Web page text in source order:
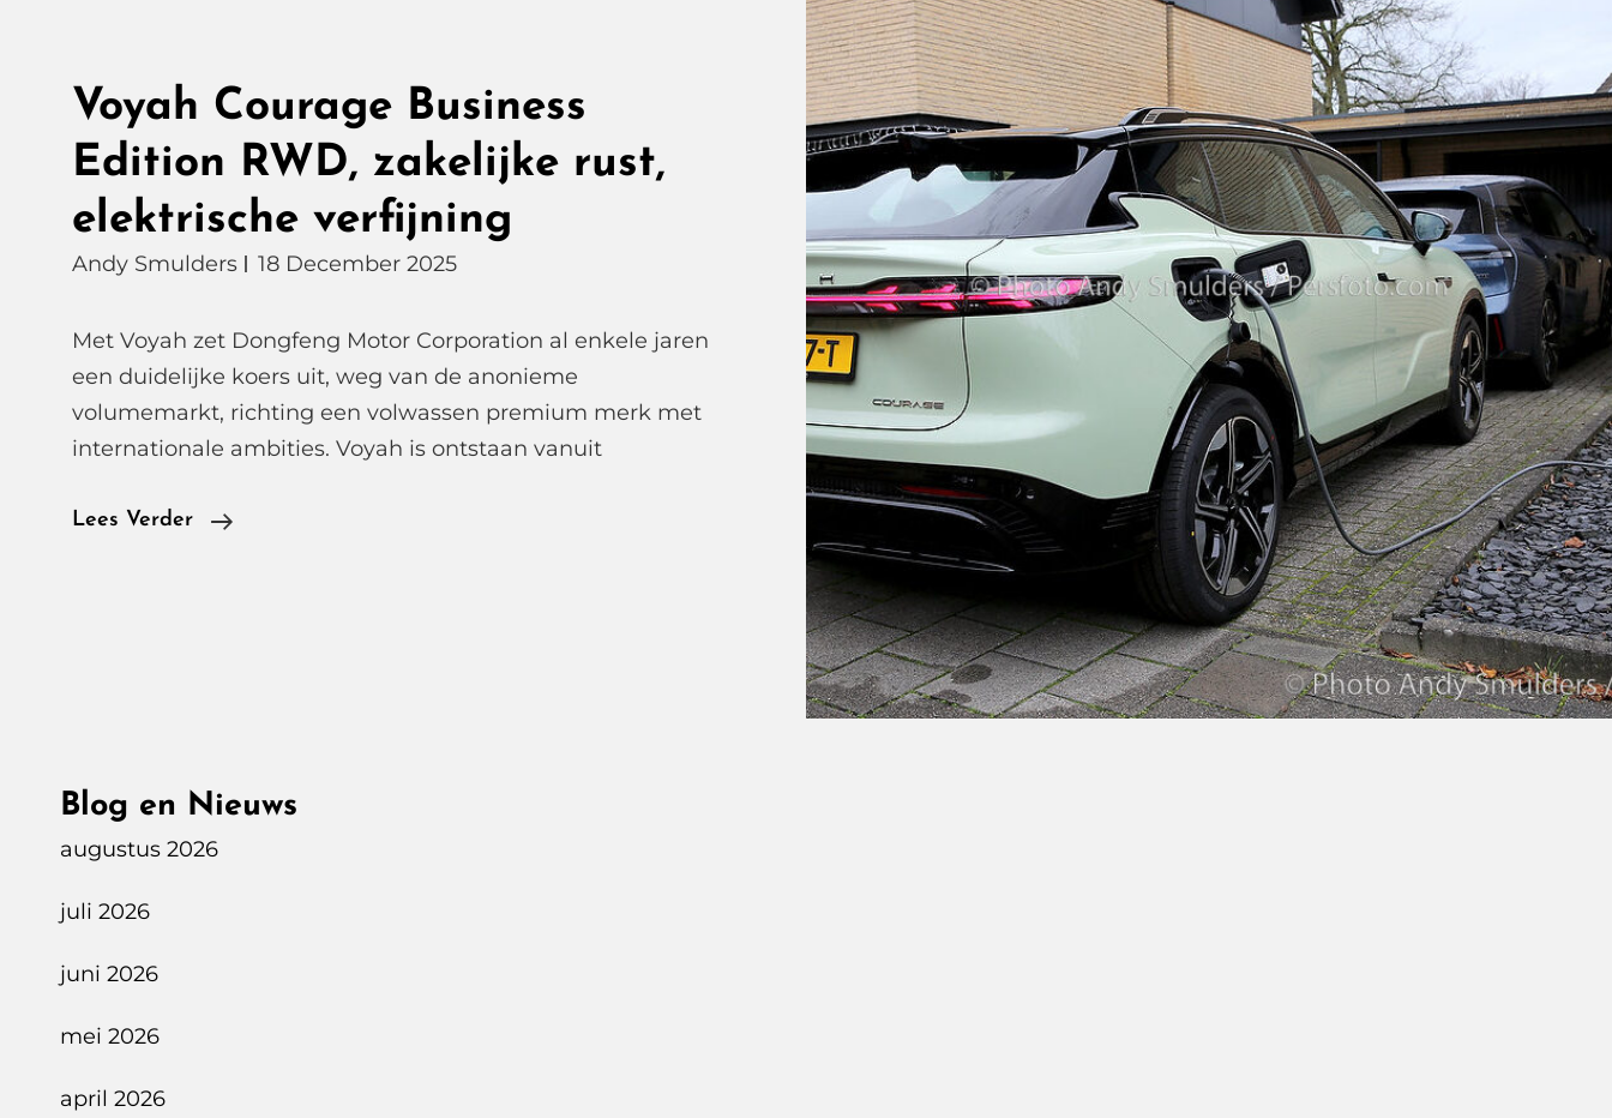
Voyah Courage Business
Edition RWD, zakelijke rust,
elektrische verfijning
Andy Smulders 18 December 2025
Met Voyah zet Dongfeng Motor Corporation al enkele jaren
een duidelijke koers uit, weg van de anonieme
volumemarkt, richting een volwassen premium merk met
internationale ambities. Voyah is ontstaan vanuit
Lees Verder
Voyah
Verfijning
Blog en Nieuws
augustus 2026
juli 2026
juni 2026
mei 2026
april 2026